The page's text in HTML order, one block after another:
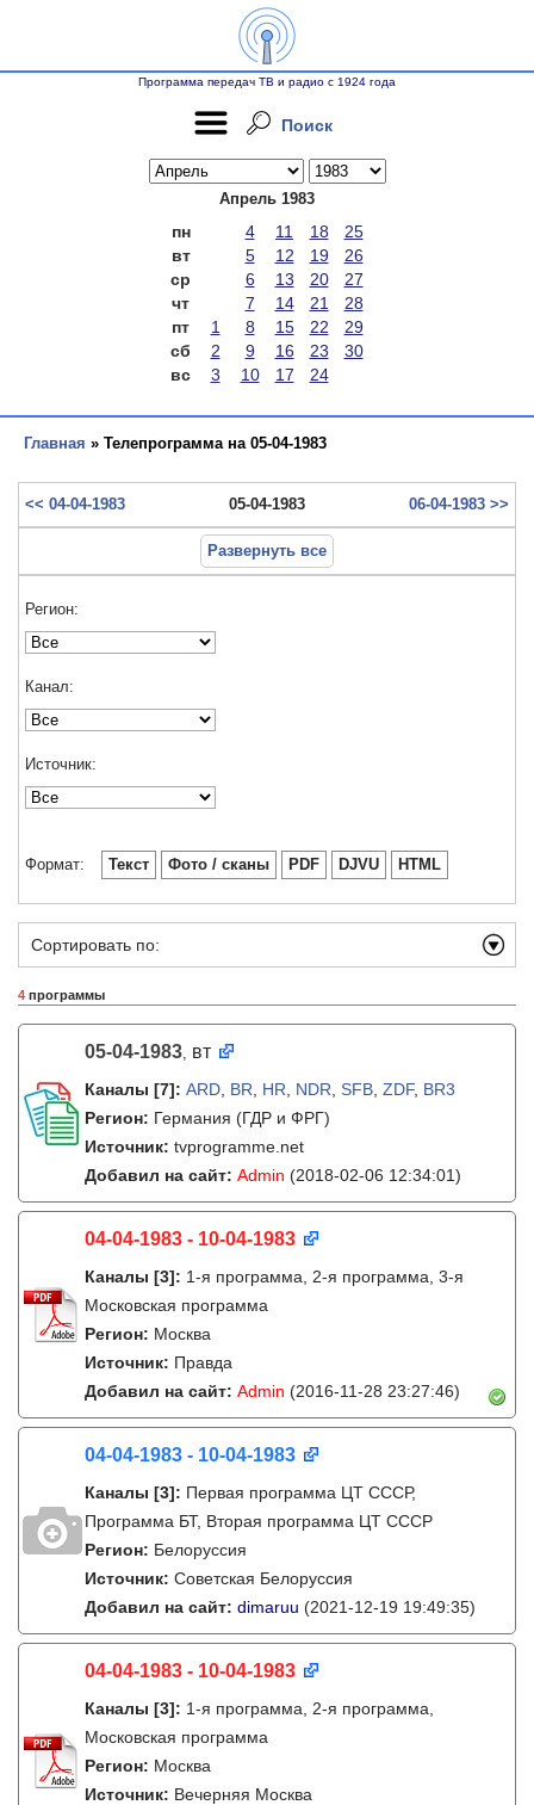
Программа передач ТВ и радио с 1924 года
Поиск
Апрель 1983
пн 4 11 18
25
вт
5 12 19
26
ср
6 13 20
27
чт
7 14 21
28
пт
1 8 15 22
29
сб
2 9 16 23
30
вс
3 10 17 24
Главная » Телепрограмма на 05-04-1983
<< 04-04-1983 05-04-1983 06-04-1983 >>
Развернуть все
Регион:
Канал:
Источник:
Формат: Текст Фото / сканы PDF DJVU HTML
Сортировать по:
4 программы
05-04-1983, вт
Каналы [7]: ARD BR HR NDR SFB ZDF, BR3
Регион: Германия (ГДР и ФРГ)
Источник: tvprogramme.net
Добавил на сайт: Admin (2018-02-06 12:34:01)
04-04-1983 - 10-04-1983
Каналы [3]: 1-я программа, 2-я программа, 3-я
Московская программа
Регион: Москва
Источник: Правда
Добавил на сайт: Admin (2016-11-28 23:27:46)
04-04-1983 - 10-04-1983
Каналы [3]: Первая программа ЦТ СССР,
Программа БТ, Вторая программа ЦТ СССР
Регион: Белоруссия
Источник: Советская Белоруссия
Добавил на сайт: dimaruu (2021-12-19 19:49:35)
04-04-1983 - 10-04-1983
Каналы [3]: 1-я программа, 2-я программа,
Московская программа
Регион: Москва
Источник: Вечерняя Москва